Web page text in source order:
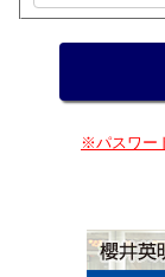
※パスワー